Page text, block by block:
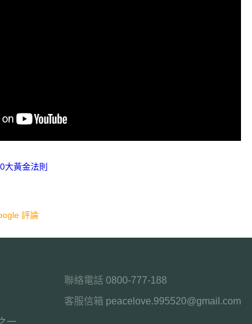
大黃金法則
評論
聯絡電話0800-777-188
客服信箱 peacelove.995520@gmail.com
一